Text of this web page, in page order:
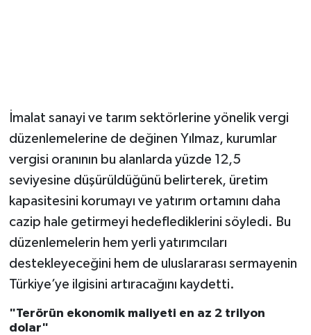
İmalat sanayi ve tarım sektörlerine yönelik vergi
düzenlemelerine de değinen Yılmaz, kurumlar
vergisi oranının bu alanlarda yüzde 12,5
seviyesine düşürüldüğünü belirterek, üretim
kapasitesini korumayı ve yatırım ortamını daha
cazip hale getirmeyi hedeflediklerini söyledi. Bu
düzenlemelerin hem yerli yatırımcıları
destekleyeceğini hem de uluslararası sermayenin
Türkiye’ye ilgisini artıracağını kaydetti.
"Terörün ekonomik maliyeti en az 2 trilyon
dolar"